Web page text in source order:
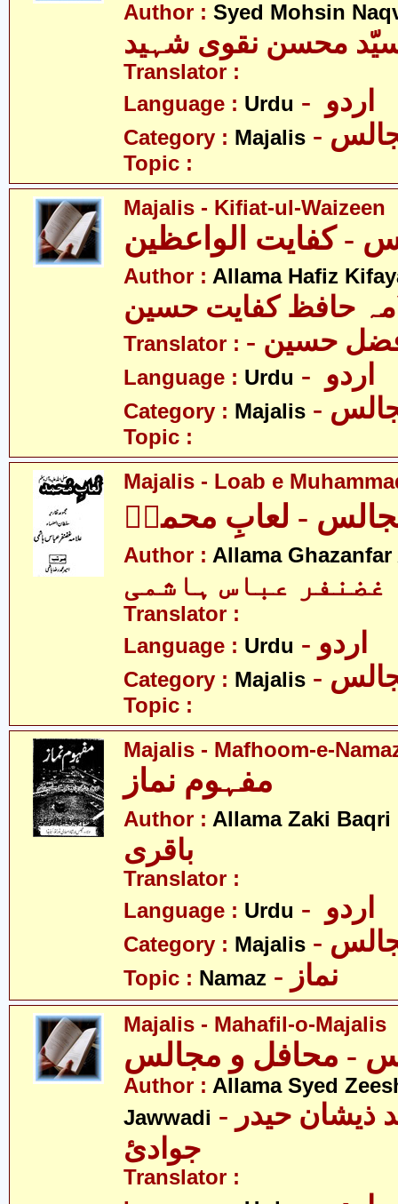
Author : Syed Mohsin
محسن نقوی شہید
Translator :
Language : Urdu
Category : Majalis
Topic :
Majalis - Kifiat-ul-Waizeen
Author : Allama Hafiz
حافظ کفایت حسین
Translator : افضل حسین
Language : Urdu
Category : Majalis
Topic :
Majalis - Loab e
- لعابِ محمدؐ
Author : Allama
غضنفر عباس ہاشمی
Translator :
Language : Urdu - اردو
Category : Majalis
Topic :
Majalis - Mafhoom-e-
Author : Allama Zaki Baqri
Translator :
Language : Urdu
Category : Majalis
Topic : Namaz
Majalis - Mahafil-o-Majalis
Author : Allama Syed
Jawwadi - علامہ سیّد ذیشان حیدر
جوادئ
Translator :